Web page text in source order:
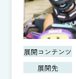
展開コンテンツ
展開先